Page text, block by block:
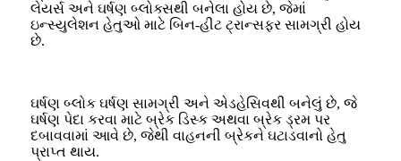
લેયર્સ અને ઘર્ષણ બ્લોક્સથી બનેલા હોય છે, જેમાં
ઇન્સ્યુલેશન હેતુઓ માટે બિન-હીટ ટ્રાન્સફર સામગ્રી હોય
છે.
ઘર્ષણ બ્લોક ઘર્ષણ સામગ્રી અને એડહેસિવથી બનેલું છે, જે
ઘર્ષણ પેદા કરવા માટે બ્રેક ડિસ્ક અથવા બ્રેક ડ્રમ પર
દબાવવામાં આવે છે, જેથી વાહનની બ્રેકને ઘટાડવાનો હેતુ
પ્રાપ્ત થાય.